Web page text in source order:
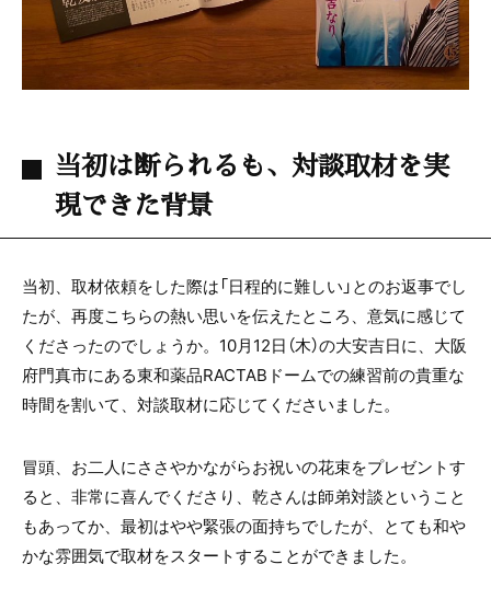
当初は断られるも、対談取材を実
現できた背景
当初、取材依頼をした際は「日程的に難しい」とのお返事でし
たが、再度こちらの熱い思いを伝えたところ、意気に感じて
くださったのでしょうか。10月12日（木）の大安吉日に、大阪
府門真市にある東和薬品RACTABドームでの練習前の貴重な
時間を割いて、対談取材に応じてくださいました。
冒頭、お二人にささやかながらお祝いの花束をプレゼントす
ると、非常に喜んでくださり、乾さんは師弟対談ということ
もあってか、最初はやや緊張の面持ちでしたが、とても和や
かな雰囲気で取材をスタートすることができました。